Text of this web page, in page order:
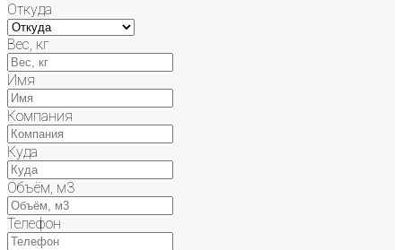
Откуда
Вес, кг
Имя
Компания
Куда
Объём, м3
Телефон